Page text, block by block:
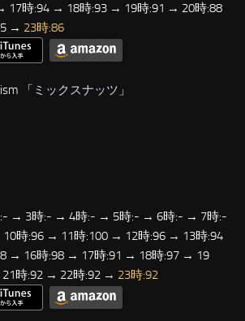
時:94 → 18時:93 → 19時:91 → 20時:88
→ 23時:86
「 ミックスナッツ 」
→ 3時:- → 4時:- → 5時:- → 6時:- → 7時:-
時:96 → 11時:100 → 12時:96 → 13時:94
→ 16時:98 → 17時:91 → 18時:97 → 19
時:92 → 22時:92 → 23時:92